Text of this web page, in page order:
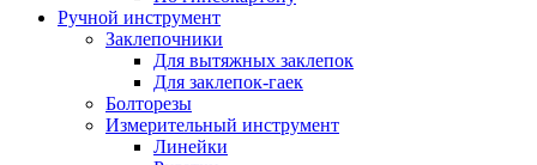
Ручной инструмент
Заклепочники
Для вытяжных заклепок
Для заклепок-гаек
Болторезы
Измерительный инструмент
Линейки